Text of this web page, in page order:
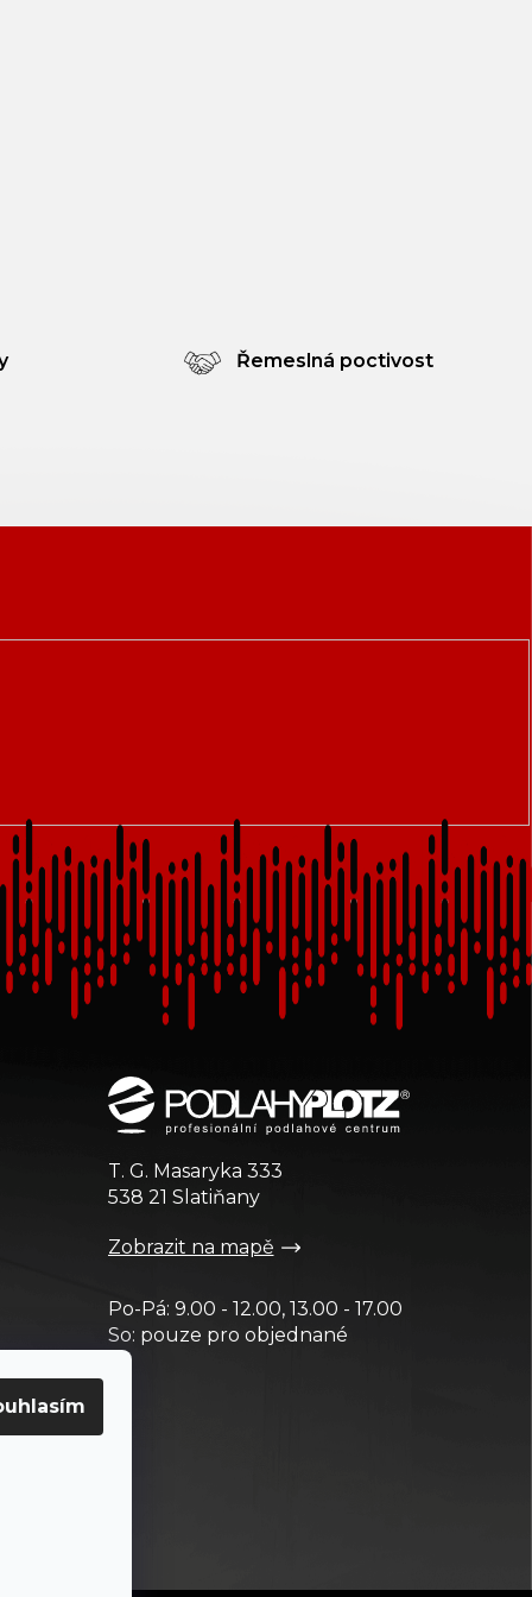
Řemeslná poctivost
T. G. Masaryka 333
538 21 Slatiňany
Zobrazit na mapě
Po-Pá: 9.00 - 12.00, 13.00 - 17.00
So: pouze pro objednané